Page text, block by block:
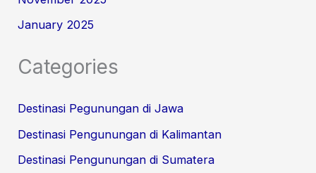
January 2025
Categories
Destinasi Pegunungan di Jawa
Destinasi Pengunungan di Kalimantan
Destinasi Pengunungan di Sumatera